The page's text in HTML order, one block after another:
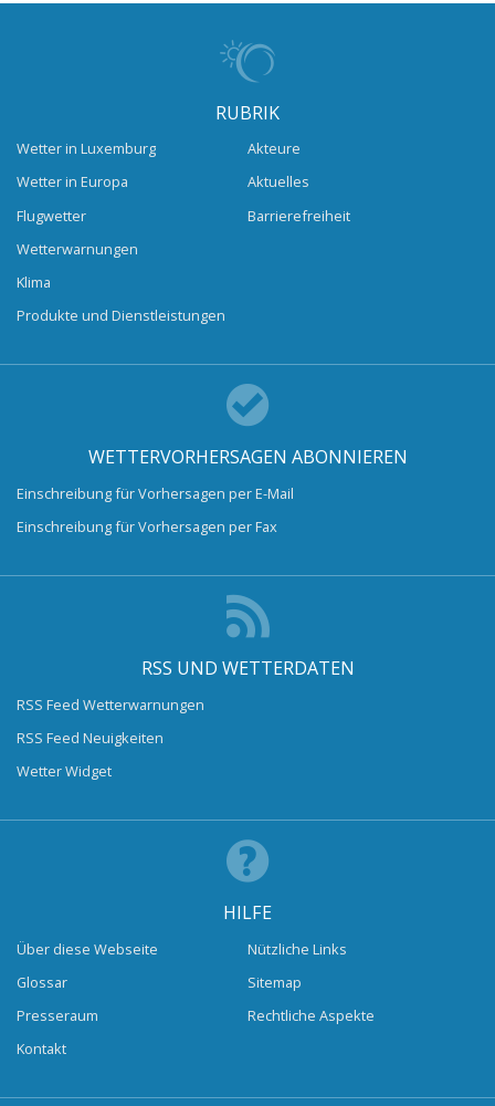
RUBRIK
Wetter in Luxemburg
Wetter in Europa
Flugwetter
Wetterwarnungen
Klima
Produkte und Dienstleistungen
Akteure
Aktuelles
Barrierefreiheit
WETTERVORHERSAGEN ABONNIEREN
Einschreibung für Vorhersagen per E-Mail
Einschreibung für Vorhersagen per Fax
RSS UND WETTERDATEN
RSS Feed Wetterwarnungen
RSS Feed Neuigkeiten
Wetter Widget
HILFE
Über diese Webseite
Glossar
Presseraum
Kontakt
Nützliche Links
Sitemap
Rechtliche Aspekte